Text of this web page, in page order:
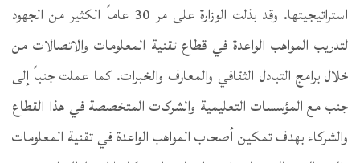
استراتيجيتها. وقد بذلت الوزارة على مر 30 عاماً الكثير من الجهود
لتدريب المواهب الواعدة في قطاع تقنية المعلومات والاتصالات من
خلال برامج التبادل الثقافي والمعارف والخبرات. كما عملت جنباً إلى
جنب مع المؤسسات التعليمية والشركات المتخصصة في هذا القطاع
والشركاء بهدف تمكين أصحاب المواهب الواعدة في تقنية المعلومات